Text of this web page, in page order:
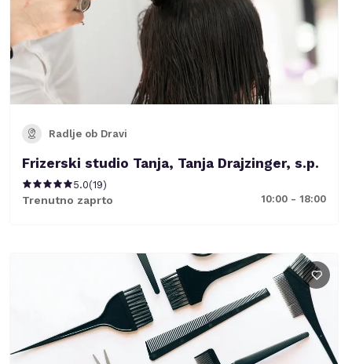
Radlje ob Dravi
Frizerski studio Tanja, Tanja Drajzinger, s.p.
5.0(19)
Trenutno zaprto 10:00 - 18:00